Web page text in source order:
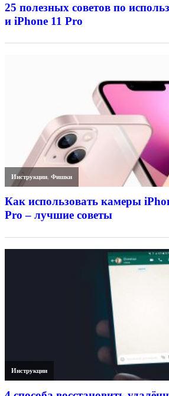
25 полезных советов по
и iPhone 11 Pro
Инструкции,Фишки
Как использовать камеры
Pro – лучшие советы
Инструкции